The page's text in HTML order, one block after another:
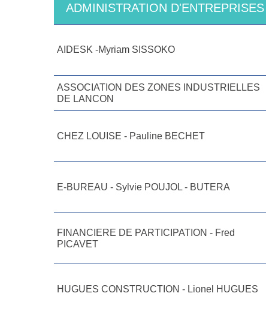
ADMINISTRATION D'ENTREPRISES
AIDESK -Myriam SISSOKO
ASSOCIATION DES ZONES INDUSTRIELLES
DE LANCON
CHEZ LOUISE - Pauline BECHET
E-BUREAU - Sylvie POUJOL - BUTERA
FINANCIERE DE PARTICIPATION - Fred
PICAVET
HUGUES CONSTRUCTION - Lionel HUGUES